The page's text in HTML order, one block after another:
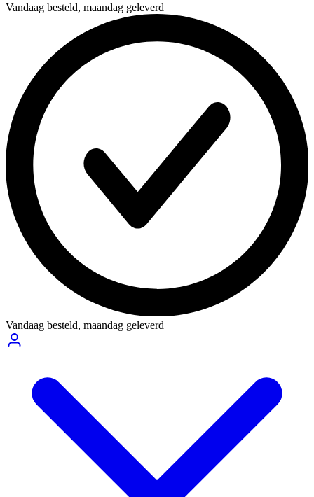
Vandaag besteld, maandag geleverd
Vandaag besteld, maandag geleverd